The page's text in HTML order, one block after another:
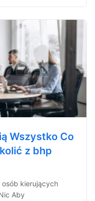
Wszystko Co
z bhp
kierujących
Aby